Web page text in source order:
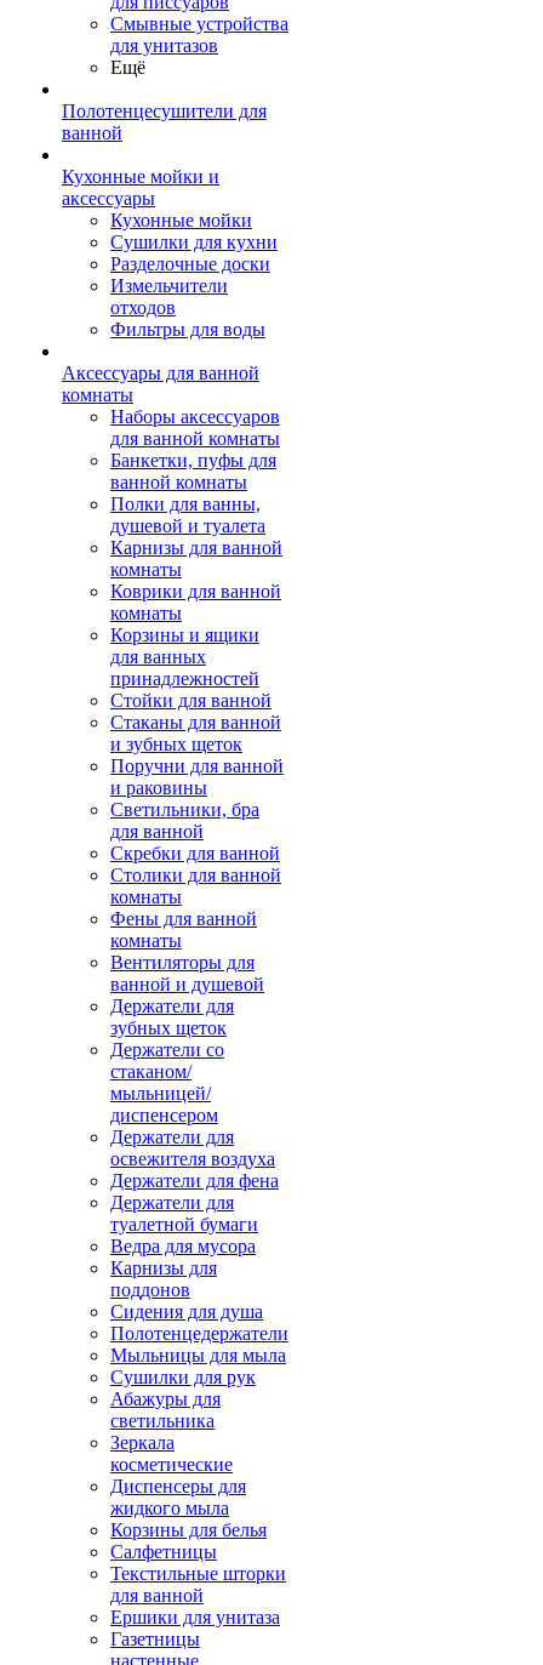
Смывные устройства
для унитазов
Ещё
Полотенцесушители для
ванной
Кухонные мойки и
аксессуары
Кухонные мойки
Сушилки для кухни
Разделочные доски
Измельчители
отходов
Фильтры для воды
Аксессуары для ванной
комнаты
Наборы аксессуаров
для ванной комнаты
Банкетки, пуфы для
ванной комнаты
Полки для ванны,
душевой и туалета
Карнизы для ванной
комнаты
Коврики для ванной
комнаты
Корзины и ящики
для ванных
принадлежностей
Стойки для ванной
Стаканы для ванной
и зубных щеток
Поручни для ванной
и раковины
Светильники, бра
для ванной
Скребки для ванной
Столики для ванной
комнаты
Фены для ванной
комнаты
Вентиляторы для
ванной и душевой
Держатели для
зубных щеток
Держатели со
стаканом/
мыльницей/
диспенсером
Держатели для
освежителя воздуха
Держатели для фена
Держатели для
туалетной бумаги
Ведра для мусора
Карнизы для
поддонов
Сидения для душа
Полотенцедержатели
Мыльницы для мыла
Сушилки для рук
Абажуры для
светильника
Зеркала
косметические
Диспенсеры для
жидкого мыла
Корзины для белья
Салфетницы
Текстильные шторки
для ванной
Ершики для унитаза
Газетницы
настенные